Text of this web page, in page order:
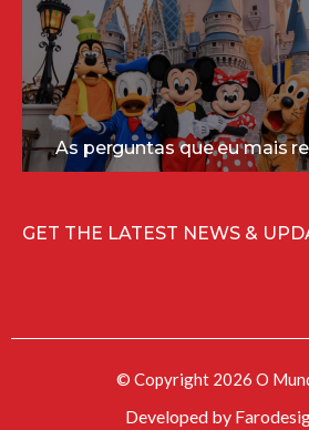
GET THE LATEST NEWS &
© Copyright 2026 O
Developed by